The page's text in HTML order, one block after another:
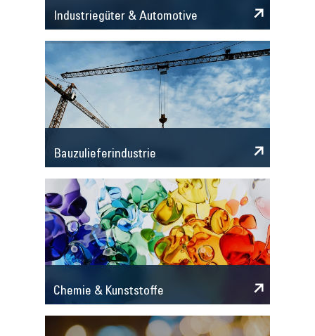
Industriegüter & Automotive
Bauzulieferindustrie
Chemie & Kunststoffe